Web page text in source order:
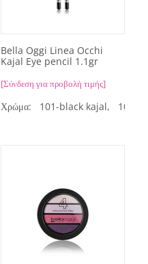
Bella Oggi Linea Occhi
Kajal Eye pencil 1.1gr
[Σύνδεση για προβολή τιμής]
Χρώμα: 101-black kajal, 102-